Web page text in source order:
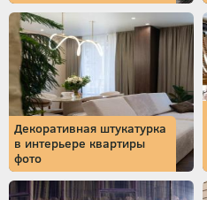
Декоративная штукатурка
в интерьере квартиры
фото